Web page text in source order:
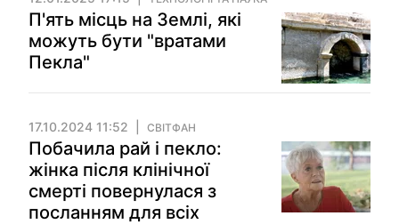
П'ять місць на Землі, які
можуть бути "вратами
Пекла"
17.10.2024 11:52 СВІТФАН
Побачила рай і пекло:
жінка після клінічної
смерті повернулася з
посланням для всіх